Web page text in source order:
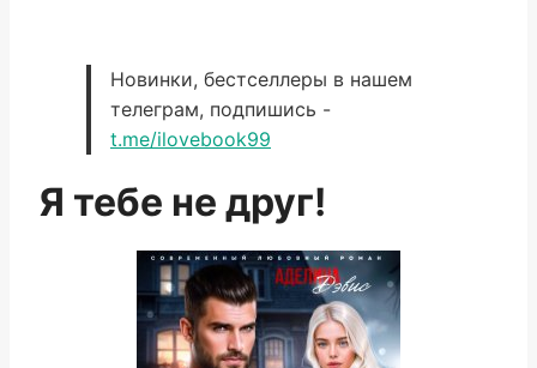
Новинки, бестселлеры в нашем
телеграм, подпишись -
t.me/ilovebook99
Я тебе не друг!